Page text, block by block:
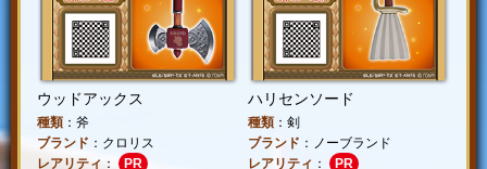
ウッドアックス
種類 ：斧
ブランド ：クロリス
レアリティ ： PR
ハリセンソード
種類：剣
ブランド ：ノーブランド
レアリティ ： PR